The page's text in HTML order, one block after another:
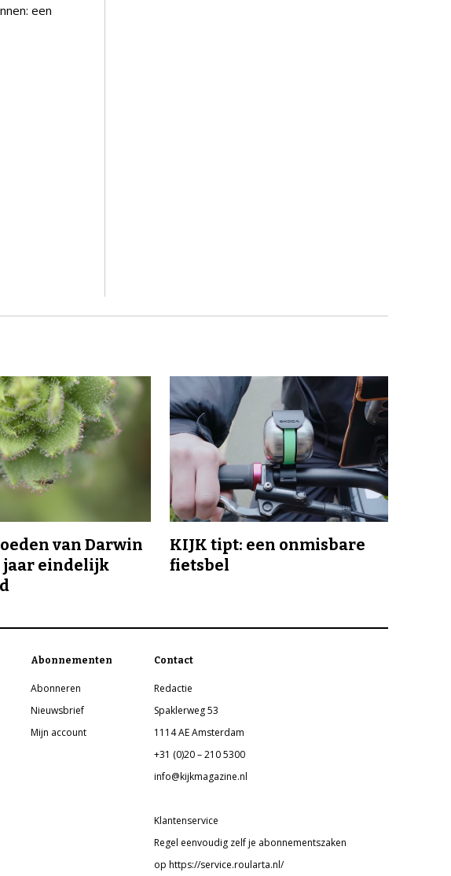
een
van Darwin
jaar eindelijk
KIJK tipt: een onmisbare
fietsbel
Abonnementen
Abonneren
Nieuwsbrief
Mijn account
Contact
Redactie
Spaklerweg 53
1114 AE Amsterdam
+31 (0)20 – 210 5300
info@kijkmagazine.nl
Klantenservice
Regel eenvoudig zelf je abonnementszaken
op https://service.roularta.nl/